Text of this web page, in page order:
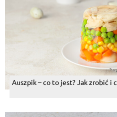
Auszpik – co to jest? Jak zrobić i